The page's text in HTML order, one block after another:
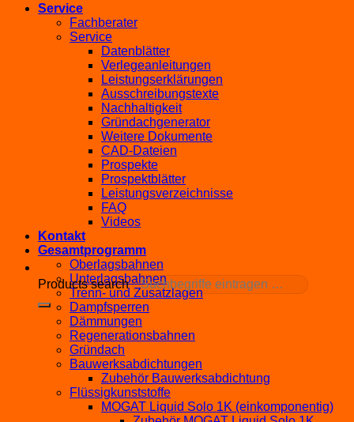
Products search
Service
Fachberater
Service
Datenblätter
Verlegeanleitungen
Leistungserklärungen
Ausschreibungstexte
Nachhaltigkeit
Gründachgenerator
Weitere Dokumente
CAD-Dateien
Prospekte
Prospektblätter
Leistungsverzeichnisse
FAQ
Videos
Kontakt
Gesamtprogramm
Oberlagsbahnen
Unterlagsbahnen
Trenn- und Zusatzlagen
Dampfsperren
Dämmungen
Regenerationsbahnen
Gründach
Bauwerksabdichtungen
Zubehör Bauwerksabdichtung
Flüssigkunststoffe
MOGAT Liquid Solo 1K (einkomponentig)